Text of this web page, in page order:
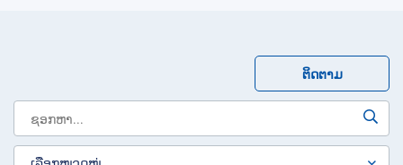
ຕິດຕາມ